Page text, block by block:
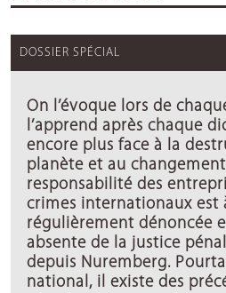
DOSSIER SPÉCIAL
On l’évoque lors de
l’apprend après chaque
encore plus face à la
planète et au
responsabilité des
crimes internationaux est
régulièrement dénoncée
absente de la justice
depuis Nuremberg.
national, il existe des